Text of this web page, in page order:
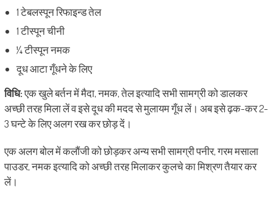
1 टेबलस्पून रिफाइन्ड तेल
1 टीस्पून चीनी
¼ टीस्पून नमक
दूध आटा गूँधने के लिए
विधि:एक खुले बर्तन में मैदा, नमक, तेल इत्यादि सभी सामग्री को डालकर
अच्छी तरह मिला लें व इसे दूध की मदद से मुलायम गूँध लें। अब इसे ढ़क-कर 2-
3 घन्टे के लिए अलग रख कर छोड़ दें।
एक अलग बोल में कलौंजी को छोड़कर अन्य सभी सामग्री पनीर, गरम मसाला
पाउडर, नमक इत्यादि को अच्छी तरह मिलाकर कुलचे का मिश्रण तैयार कर
लें।